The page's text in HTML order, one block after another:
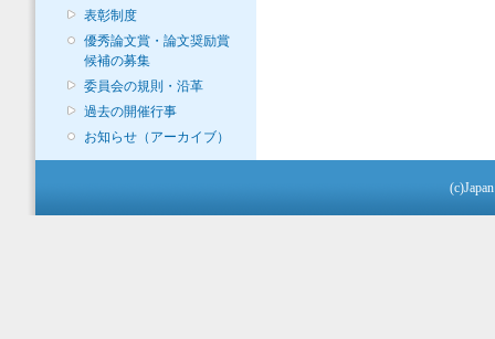
表彰制度
優秀論文賞・論文奨励賞
候補の募集
委員会の規則・沿革
過去の開催行事
お知らせ（アーカイブ）